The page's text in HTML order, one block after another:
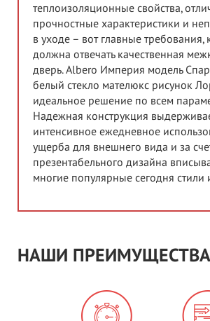
теплоизоляционные свойства,
прочностные характеристики и
в уходе – вот главные требования,
должна отвечать качественная
дверь. Albero Империя модель
белый стекло мателюкс рисунок
идеальное решение по всем
Надежная конструкция
интенсивное ежедневное
ущерба для внешнего вида и за
презентабельного дизайна
многие популярные сегодня стили
НАШИ ПРЕИМУЩЕСТВА